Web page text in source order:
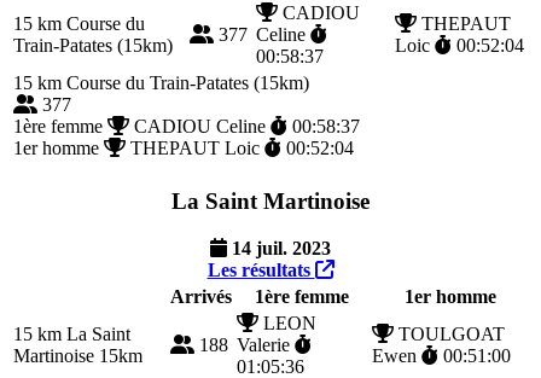
15 km Course du
Train-Patates (15km)
377
CADIOU
Celine
00:58:37
THEPAUT
Loic
00:52:04
15 km Course du Train-Patates (15km)
377
1ère femme
CADIOU Celine
00:58:37
1er homme
THEPAUT Loic 00:52:04
La Saint Martinoise
14 juil. 2023
Les résultats
Arrivés
1ère femme
1er homme
15 km La Saint
Martinoise 15km
188
LEON
Valerie
01:05:36
TOULGOAT
Ewen
00:51:00